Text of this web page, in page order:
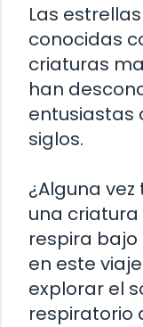
Las
conocidas
criaturas
han
entusiastas
siglos.
¿Alguna
una
respira bajo
en este
explorar el
respiratorio